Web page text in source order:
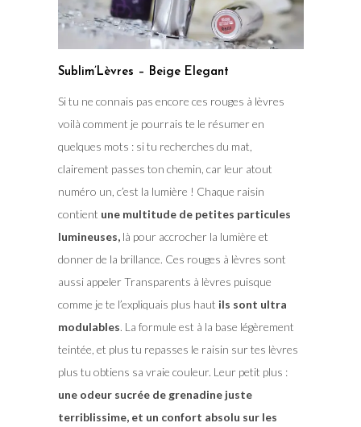
Sublim’Lèvres – Beige Elegant
Si tu ne connais pas encore ces rouges à lèvres
voilà comment je pourrais te le résumer en
quelques mots : si tu recherches du mat,
clairement passes ton chemin, car leur atout
numéro un, c’est la lumière ! Chaque raisin
contient une multitude de petites particules
lumineuses,là pour accrocher la lumière et
donner de la brillance. Ces rouges à lèvres sont
aussi appeler Transparents à lèvres puisque
comme je te l’expliquais plus haut ils sont ultra
modulables. La formule est à la base légèrement
teintée, et plus tu repasses le raisin sur tes lèvres
plus tu obtiens sa vraie couleur. Leur petit plus :
une odeur sucrée de grenadine juste
terriblissime, et un confort absolu sur les